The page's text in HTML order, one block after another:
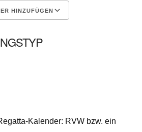
HINZUFÜGEN
Kalender: RVW bzw. ein